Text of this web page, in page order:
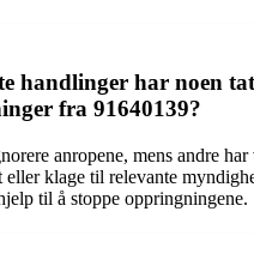
handlinger har noen
fra 91640139?
anropene, mens andre har
eller klage til relevante
til å stoppe oppringningene.